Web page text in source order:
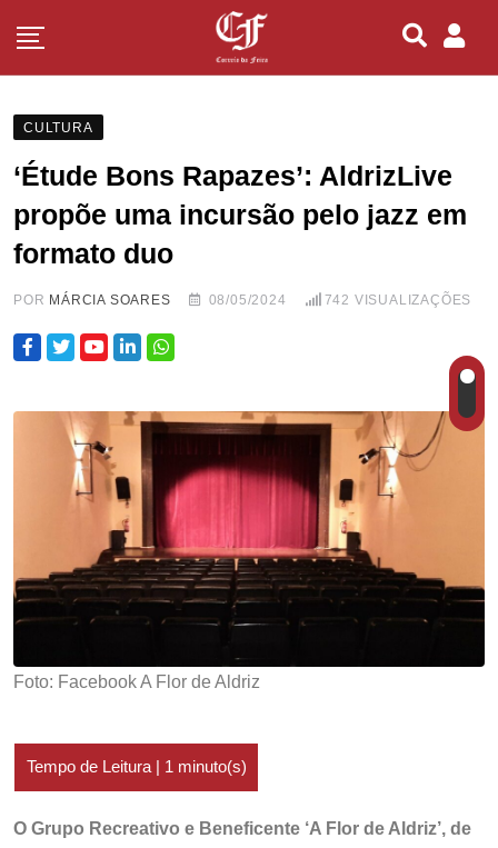
CULTURA
‘Étude Bons Rapazes’: AldrizLive
propõe uma incursão pelo jazz em
formato duo
POR MÁRCIA SOARES 08/05/2024 742 VISUALIZAÇÕES
Foto: Facebook A Flor de Aldriz
O Grupo Recreativo e Beneficente ‘A Flor de Aldriz’, de